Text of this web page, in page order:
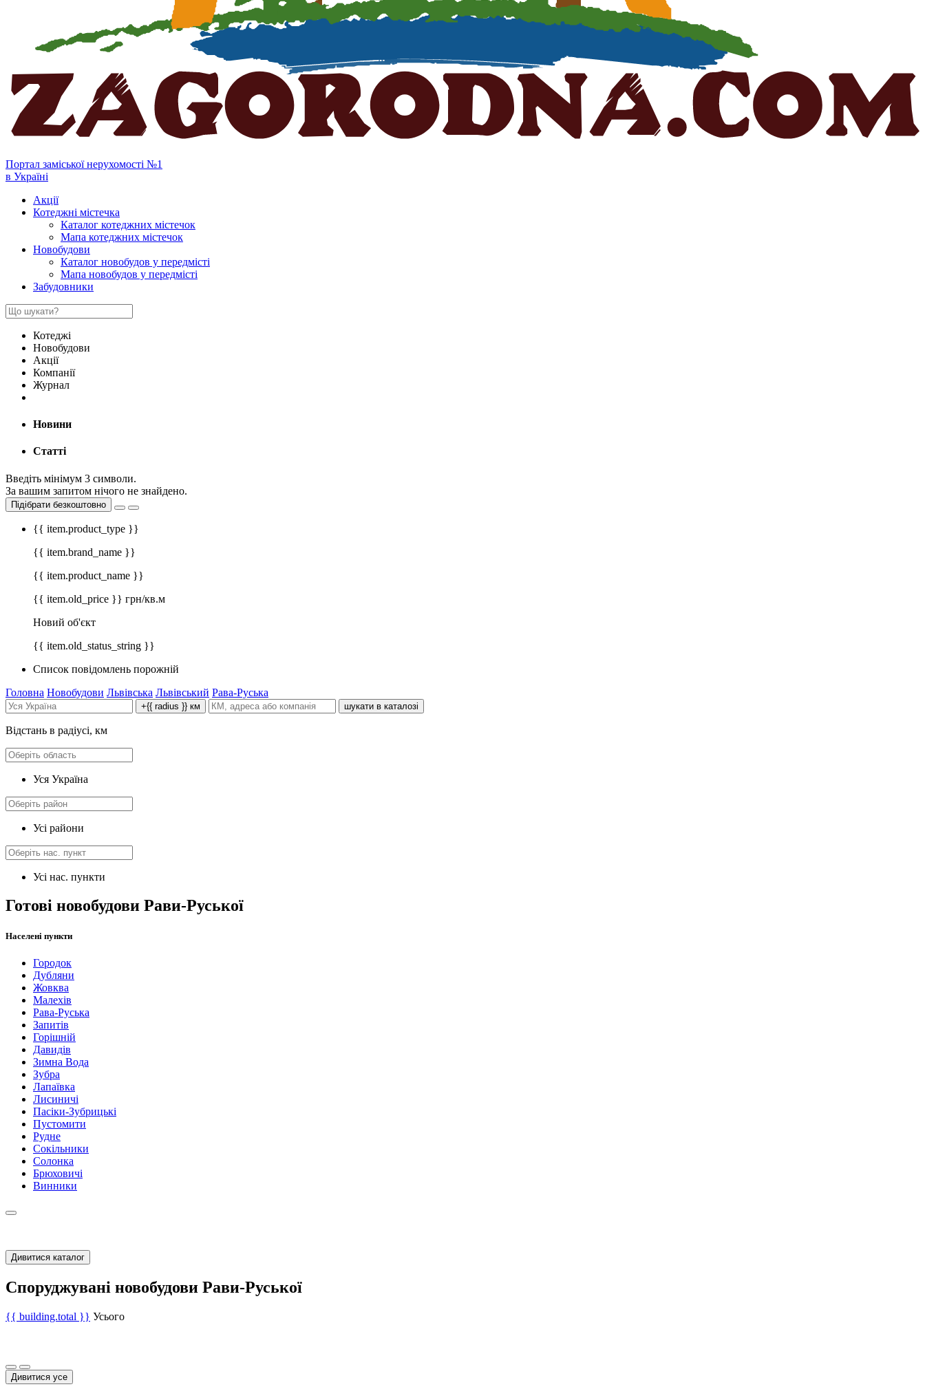
Портал заміської нерухомості №1
в Україні
Акції
Котеджні містечка
Каталог котеджних містечок
Мапа котеджних містечок
Новобудови
Каталог новобудов у передмісті
Мапа новобудов у передмісті
Забудовники
Котеджі
Новобудови
Акції
Компанії
Журнал
Новини
Статті
Введіть мінімум 3 символи.
За вашим запитом нічого не знайдено.
Підібрати безкоштовно
{{ item.product_type }}
{{ item.brand_name }}
{{ item.product_name }}
{{ item.old_price }} грн/кв.м
Новий об'єкт
{{ item.old_status_string }}
Список повідомлень порожній
Головна Новобудови Львівська Львівський Рава-Руська
+{{ radius }} км шукати в каталозі
Відстань в радіусі, км
Уся Україна
Усі райони
Усі нас. пункти
Готові новобудови Рави-Руської
Населені пункти
Городок
Дубляни
Жовква
Малехів
Рава-Руська
Запитів
Горішній
Давидів
Зимна Вода
Зубра
Лапаївка
Лисиничі
Пасіки-Зубрицькі
Пустомити
Рудне
Сокільники
Солонка
Брюховичі
Винники
Дивитися каталог
Споруджувані новобудови Рави-Руської
{{ building.total }} Усього
Дивитися усе